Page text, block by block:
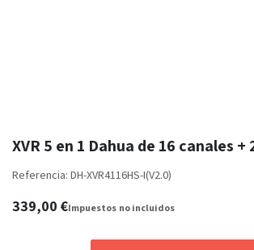
XVR 5 en 1 Dahua de 16 canales +
Referencia: DH-XVR4116HS-I(V2.0)
339,00 €Impuestos no incluidos